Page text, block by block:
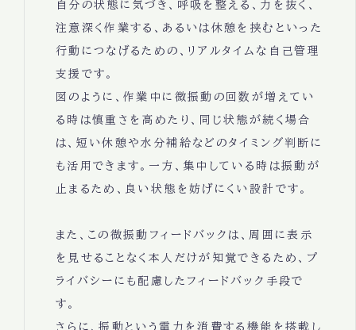
自分の状態に気づき、呼吸を整える、力を抜く、
注意深く作業する、あるいは休憩を挟むといった
行動につなげるための、リアルタイムな自己管理
支援です。
図のように、作業中に微振動の回数が増えてい
る時は慎重さを高めたり、同じ状態が続く場合
は、短い休憩や水分補給などのタイミング判断に
も活用できます。一方、集中している時は振動が
止まるため、良い状態を妨げにくい設計です。
また、この微振動フィードバックは、周囲に表示
を見せることなく本人だけが知覚できるため、プ
ライバシーにも配慮したフィードバック手段で
す。
さらに、振動という電力を消費する機能を搭載し